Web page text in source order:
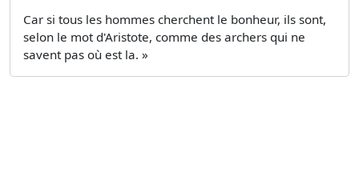
Car si tous les hommes cherchent le bonheur, ils sont,
selon le mot d'Aristote, comme des archers qui ne
savent pas où est la. »